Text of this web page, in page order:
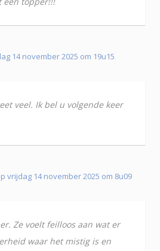
14 november 2025 om 19u15
veel. Ik bel u volgende keer
vrijdag 14 november 2025 om 8u09
Ze voelt feilloos aan wat er
waar het mistig is en